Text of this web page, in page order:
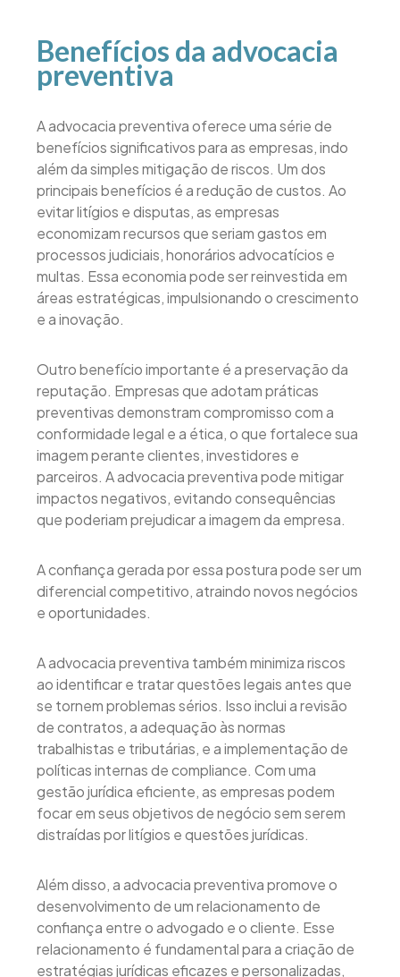
Benefícios da advocacia
preventiva
A advocacia preventiva oferece uma série de
benefícios significativos para as empresas, indo
além da simples mitigação de riscos. Um dos
principais benefícios é a redução de custos. Ao
evitar litígios e disputas, as empresas
economizam recursos que seriam gastos em
processos judiciais, honorários advocatícios e
multas. Essa economia pode ser reinvestida em
áreas estratégicas, impulsionando o crescimento
e a inovação.
Outro benefício importante é a preservação da
reputação. Empresas que adotam práticas
preventivas demonstram compromisso com a
conformidade legal e a ética, o que fortalece sua
imagem perante clientes, investidores e
parceiros. A advocacia preventiva pode mitigar
impactos negativos, evitando consequências
que poderiam prejudicar a imagem da empresa.
A confiança gerada por essa postura pode ser um
diferencial competitivo, atraindo novos negócios
e oportunidades.
A advocacia preventiva também minimiza riscos
ao identificar e tratar questões legais antes que
se tornem problemas sérios. Isso inclui a revisão
de contratos, a adequação às normas
trabalhistas e tributárias, e a implementação de
políticas internas de compliance. Com uma
gestão jurídica eficiente, as empresas podem
focar em seus objetivos de negócio sem serem
distraídas por litígios e questões jurídicas.
Além disso, a advocacia preventiva promove o
desenvolvimento de um relacionamento de
confiança entre o advogado e o cliente. Esse
relacionamento é fundamental para a criação de
estratégias jurídicas eficazes e personalizadas,